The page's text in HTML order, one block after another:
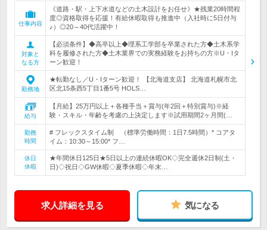
仕事内容
《道路・駅・上下水道などの土木設計をお任せ》★残業20時間程
度◎資格取得を応援！有給休暇取得も推進中（入社時に5日付与
♪）◎20～40代活躍中！
対象と
なる方
【必須条件】◆高卒以上◆理系工学部を卒業された方◆土木系学
科を履修された方◆土木業界での実務経験をお持ちの方※U・Iタ
ーン歓迎！
勤務地
★転勤なし／U・Iターン歓迎！ 【北海道支店】 北海道札幌市北
区北15条西5丁目1番5号 HOLS…
給与
【月給】25万円以上＋各種手当＋賞与(年2回＋特別賞与)※経
験・スキル・年齢を考慮の上決定します※試用期間2ヶ月間(…
勤務
時間
# フレックスタイム制 （標準労働時間：1日7.5時間）* コアタ
イム：10:30～15:00* フ…
休日
休暇
★年間休日125日★5日以上の連続休暇OK◇完全週休2日制(土・
日)◇祝日◇GW休暇◇夏季休暇◇年末…
求人詳細を見る 気になる